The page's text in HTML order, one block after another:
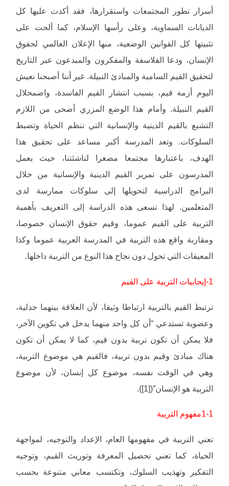
أسرار تطور المجتمعات واستقرارها، فقد أكدت عليها كل
الديانات السماوية، وعلى رأسها الإسلام، كما ألحت على
تثبيتها كل القوانين الوضعية، منها الإعلان العالمي لحقوق
الإنسان، ودعا الفلاسفة والمفكرون والمبدعون عبر التاريخ
لتحقيق القيم السامية والمبادئ النبيلة. غير أننا أصبحنا نعيش
اليوم أزمة قيم، بسبب انتشار القيم الفاسدة، واضمحلال
القيم النبيلة. وأمام هذا الوضع المزري أضحى من اللازم
التشبع بالقيم الدينية والإنسانية التي تنظم الحياة وتضبط
السلوكات. وتعد المدرسة أكبر مساعد على تحقيق هذا
الهدف، باعتبارها مجتمعا مصغرا لناشئتنا، حيث يعمل
المدرسون على تمرير القيم الدينية والإنسانية من خلال
البرامج الدراسية لتحويلها إلى سلوكات ممارسة لدى
المتعلمين. لهذا تسعى هذه الدراسة إلى التعريف بأهمية
التربية على القيم عموما، وقيم حقوق الإنسان خصوصا،
ومقاربة واقع هذه التربية في المدرسة العربية عموما وكذا
المعيقات التي تحول دون نجاح هذا النوع من التربية داخلها.
1-إيجابيات التربية على القيم
ترتبط القيم بالتربية ارتباطا وثيقا، لأن العلاقة بينهما جدلية،
وعضوية تستدعي “أن كل واحد منهما يدخل في تكوين الآخر،
فلا يمكن أن تكون تربية بدون قيم، كما لا يمكن أن تكون
هناك مبادئ وقيم بدون تربية، فالقيم هي موضوع التربية،
وهي في الوقت نفسه، موضوع كل إنسان، لأن موضوع
التربية هو الإنسان”([1]).
1-1مفهوم التربية
تعني التربية في مفهومها العام، الإعداد والتوجيه، لمواجهة
الحياة، كما تعني تحصيل المعرفة وتوريث القيم، وتوجيه
التفكير وتهذيب السلوك، وتكتسب معاني متنوعة بحسب